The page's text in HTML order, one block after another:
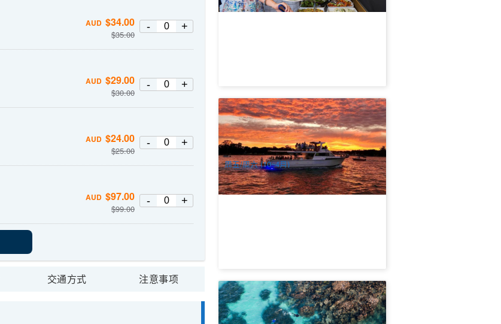
AUD $34.00
$35.00
- +
AUD $29.00
$30.00
- +
AUD $24.00
$25.00
- +
AUD $97.00
$99.00
- +
交通方式 注意事项
Mandurah 日落海鲜游船｜五道式海鲜饗
宴＋畅饮美酒｜精品夕阳体验
76 已预订
AUD $199.00
PER09171
周五/周六 (10~4月)
半潜水艇出海 西澳大利亚 | Ningaloo Reef
西大堡礁 精品半日游浮潜之旅
221 已预订